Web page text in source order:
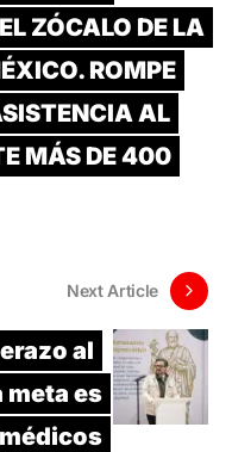
ZÓCALO DE LA
ROMPE
AL
MÁS DE 400
Next Article
al
meta es